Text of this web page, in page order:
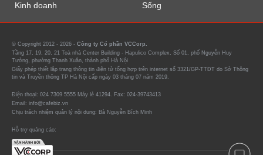
Kinh doanh Sống
© Copyright 2012 - 2026 - Công ty Cổ phần VCCorp.
Tầng 17, 19, 20, 21 Toà nhà Center Building - Hapulico Complex, Số 01, phố Nguyễn Huy
Tưởng, phường Thanh Xuân, thành phố Hà Nội
Giấy phép thiết lập trang thông tin điện tử tổng hợp trên internet số 3321/GP-TTĐT do Sở Thông
tin và Truyền thông TP Hà Nội cấp ngày 03 tháng 07 năm 2019.
Điện thoại: 024 7309 5555 Máy lẻ 41294. Fax: 024-39743413
Email: info@cafebiz.vn
Chịu trách nhiệm quản lý nội dung: Bà Nguyễn Bích Minh
Hỗ trợ quảng cáo: